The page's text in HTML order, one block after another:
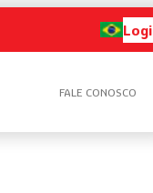
FALE CONOSCO